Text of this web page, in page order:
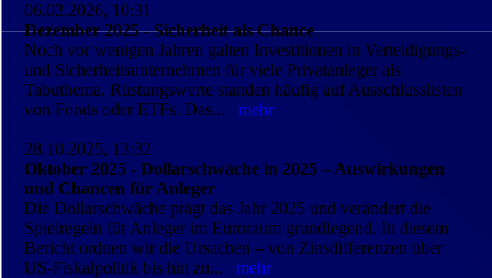
06.02.2026, 10:31
Dezember 2025 - Sicherheit als Chance
Noch vor wenigen Jahren galten Investitionen in Verteidigungs-
und Sicherheitsunternehmen für viele Privatanleger als
Tabuthema. Rüstungswerte standen häufig auf Ausschlusslisten
von Fonds oder ETFs. Das...mehr
28.10.2025, 13:32
Oktober 2025 - Dollarschwäche in 2025 – Auswirkungen
und Chancen für Anleger
Die Dollarschwäche prägt das Jahr 2025 und verändert die
Spielregeln für Anleger im Euroraum grundlegend. In diesem
Bericht ordnen wir die Ursachen – von Zinsdifferenzen über
US-Fiskalpolitik bis hin zu...mehr